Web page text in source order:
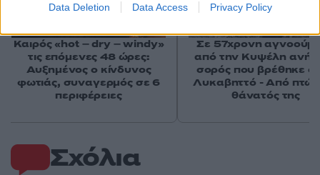
Data Deletion Data Access Privacy Policy
Σχόλια
Καιρός «hot – dry – windy»
τις επόμενες 48 ώρες:
Αυξημένος ο κίνδυνος
φωτιάς, συναγερμός σε 6
περιφέρειες
Σε 57χρονη
από την Κυψέλη
σορός που βρέθηκε
Λυκαβηττό - Από
θάνατός της